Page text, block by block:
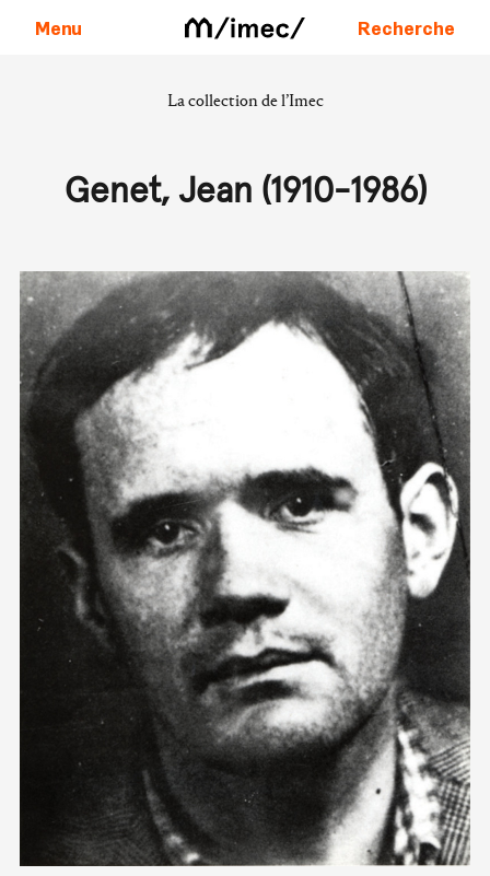
Menu Recherche
La collection de l’Imec
Genet, Jean (1910-1986)